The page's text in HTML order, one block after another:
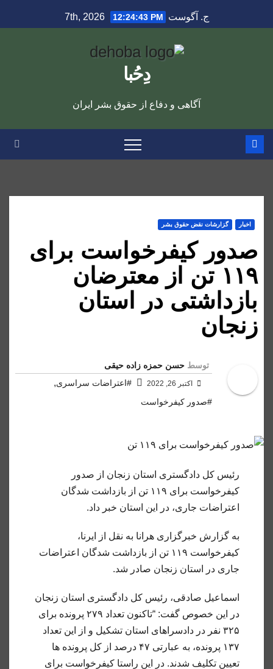
to
ج. آگوست 7th, 2026 12:24:44 PM
دِحُبا
آگاهی و دفاع از حقوق بشر ایران
اخبار گزارشات نقض حقوق بشر
صدور کیفرخواست برای
۱۱۹ تن از معترضان
بازداشتی در استان
زنجان
توسط حسن حمزه زاده حیقی
اکتبر 26, 2022 #اعتراضات سراسری,
#صدور کیفرخواست
رئیس کل دادگستری استان زنجان از صدور
کیفرخواست برای ۱۱۹ تن از بازداشت شدگان
اعتراضات جاری، در این استان خبر داد.
به گزارش خبرگزاری هرانا به نقل از ایرنا،
کیفرخواست ۱۱۹ تن از بازداشت شدگان اعتراضات
جاری در استان زنجان صادر شد.
اسماعیل صادقی، رئیس کل دادگستری استان زنجان
در این خصوص گفت: “تاکنون تعداد ۲۷۹ پرونده برای
۳۲۵ نفر در دادسراهای استان تشکیل و از این تعداد
۱۳۷ پرونده، به عبارتی ۴۷ درصد از کل پرونده ها
تعیین تکلیف شدند. در این راستا کیفرخواست برای